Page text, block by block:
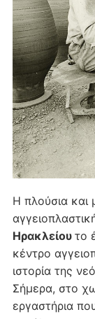
Η πλούσια και
Ηρακλείου το
κέντρο
ιστορία της
Σήμερα, στο
εργαστήρια